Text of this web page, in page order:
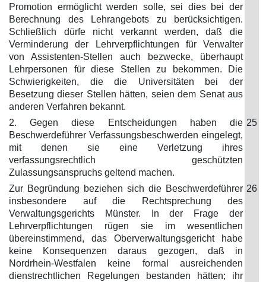
Promotion ermöglicht werden solle, sei dies bei der
Berechnung des Lehrangebots zu berücksichtigen.
Schließlich dürfe nicht verkannt werden, daß die
Verminderung der Lehrverpflichtungen für Verwalter
von Assistenten-Stellen auch bezwecke, überhaupt
Lehrpersonen für diese Stellen zu bekommen. Die
Schwierigkeiten, die die Universitäten bei der
Besetzung dieser Stellen hätten, seien dem Senat aus
anderen Verfahren bekannt.
2. Gegen diese Entscheidungen haben die
Beschwerdeführer Verfassungsbeschwerden eingelegt,
mit denen sie eine Verletzung ihres
verfassungsrechtlich geschützten
Zulassungsanspruchs geltend machen.
25
Zur Begründung beziehen sich die Beschwerdeführer
insbesondere auf die Rechtsprechung des
Verwaltungsgerichts Münster. In der Frage der
Lehrverpflichtungen rügen sie im wesentlichen
übereinstimmend, das Oberverwaltungsgericht habe
keine Konsequenzen daraus gezogen, daß in
Nordrhein-Westfalen keine formal ausreichenden
dienstrechtlichen Regelungen bestanden hätten; ihr
26